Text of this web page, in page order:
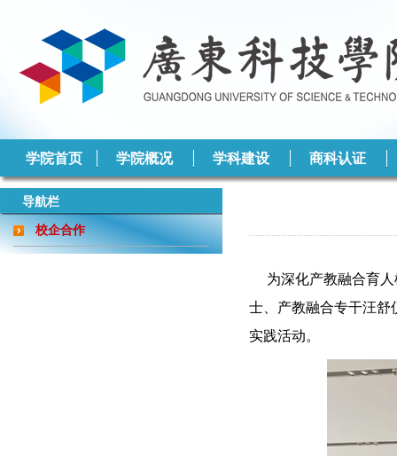
学院首页 学院概况 学科建设 商科认证
导航栏
校企合作
为深化产教融合育
士、产教融合专干汪舒
实践活动。